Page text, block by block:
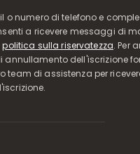
o numero di telefono e
a ricevere messaggi di
politica sulla riservatezza. Per
annullamento dell'iscrizione
team di assistenza per